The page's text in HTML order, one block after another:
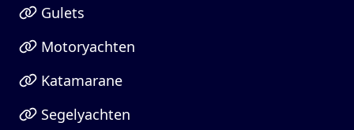
Gulets
Motoryachten
Katamarane
Segelyachten